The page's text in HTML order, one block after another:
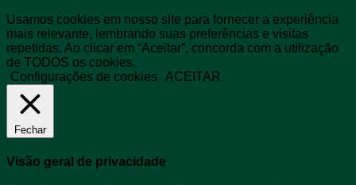
Usamos cookies em nosso site para fornecer a experiência
mais relevante, lembrando suas preferências e visitas
repetidas. Ao clicar em “Aceitar”, concorda com a utilização
de TODOS os cookies.
Configurações de cookies ACEITAR
Fechar
Visão geral de privacidade